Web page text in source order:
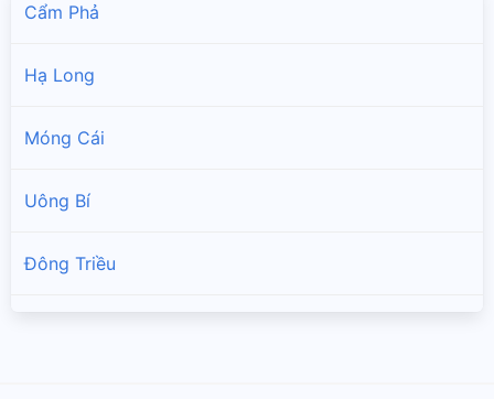
Cẩm Phả
Hạ Long
Móng Cái
Uông Bí
Đông Triều